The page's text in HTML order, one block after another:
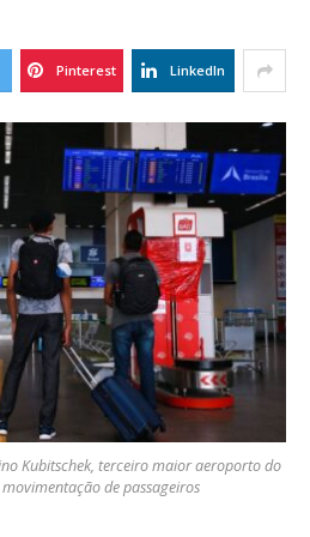
Pinterest LinkedIn
Kubitschek, terceiro maior aeroporto do
de passageiros